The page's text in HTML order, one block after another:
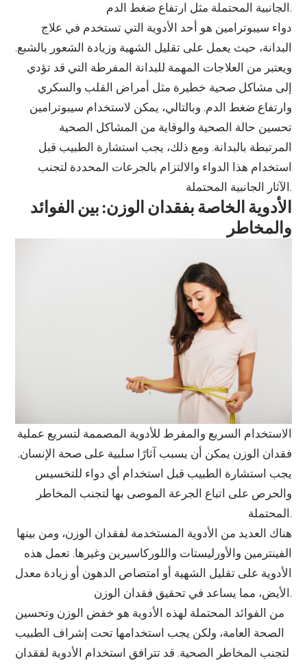
الجانبية المحتملة مثل ارتفاع ضغط الدم.
دواء سيبوترامين هو أحد الأدوية التي تستخدم في علاج
البدانة، حيث يعمل على تقليل الشهية وزيادة الشعور بالشبع.
ويعتبر من العلاجات المهمة للبدانة المفرطة التي قد تؤدي
إلى مشاكل صحية خطيرة مثل أمراض القلب والسكري
وارتفاع ضغط الدم. وبالتالي، يمكن لاستخدام سيبوترامين
تحسين حالة الصحية والوقاية من المشاكل الصحية
المرتبطة بالبدانة. ومع ذلك، يجب استشارة الطبيب قبل
استخدام هذا الدواء والالتزام بالجرعات المحددة لتجنب
الآثار الجانبية المحتملة.
الأدوية الخاصة بفقدان الوزن: بين الفوائد
والمخاطر
الاستخدام السريع والمفرط للأدوية المصممة لتسريع عملية
فقدان الوزن يمكن أن يسبب آثارًا سلبية على صحة الإنسان.
يجب استشارة الطبيب قبل استخدام أي دواء للتخسيس
والحرص على اتباع الجرعة الموصى بها لتجنب المخاطر
المحتملة.
هناك العديد من الأدوية المستخدمة لفقدان الوزن، ومن بينها
الفينترمين والأورليستات واللوركاسيرين وغيرها. تعمل هذه
الأدوية على تقليل الشهية أو امتصاص الدهون أو زيادة معدل
الأيض، مما يساعد في تحقيق فقدان الوزن.
من الفوائد المحتملة لهذه الأدوية هو خفض الوزن وتحسين
الصحة العامة، ولكن يجب استخدامها تحت إشراف الطبيب
لتجنب المخاطر الصحية. قد تترافق استخدام الأدوية لفقدان